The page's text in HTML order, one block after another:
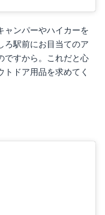
ャンパーやハイカーを
ろ駅前にお目当てのア
ですから。これだと心
ドア用品を求めてく